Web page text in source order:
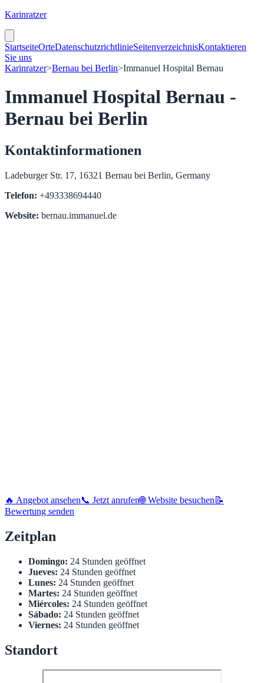
Karinratzer
StartseiteOrteDatenschutzrichtlinieSeitenverzeichnisKontaktieren
Sie uns
Karinratzer>Bernau bei Berlin>Immanuel Hospital Bernau
Immanuel Hospital Bernau -
Bernau bei Berlin
Kontaktinformationen
Ladeburger Str. 17, 16321 Bernau bei Berlin, Germany
Telefon: +493338694440
Website: bernau.immanuel.de
🔥 Angebot ansehen📞 Jetzt anrufen🌐 Website besuchen 📝
Bewertung senden
Zeitplan
Domingo: 24 Stunden geöffnet
Jueves: 24 Stunden geöffnet
Lunes: 24 Stunden geöffnet
Martes: 24 Stunden geöffnet
Miércoles: 24 Stunden geöffnet
Sábado: 24 Stunden geöffnet
Viernes: 24 Stunden geöffnet
Standort